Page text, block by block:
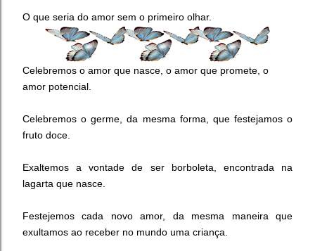
O que seria do amor sem o primeiro olhar.
Celebremos o amor que nasce, o amor que promete, o
amor potencial.
Celebremos o germe, da mesma forma, que festejamos o
fruto doce.
Exaltemos a vontade de ser borboleta, encontrada na
lagarta que nasce.
Festejemos cada novo amor, da mesma maneira que
exultamos ao receber no mundo uma criança.